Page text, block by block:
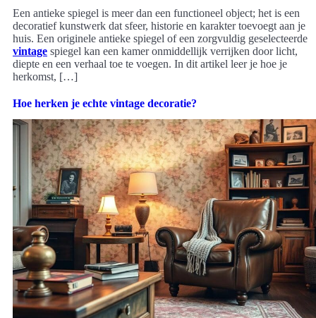
Een antieke spiegel is meer dan een functioneel object; het is een
decoratief kunstwerk dat sfeer, historie en karakter toevoegt aan je
huis. Een originele antieke spiegel of een zorgvuldig geselecteerde
vintage spiegel kan een kamer onmiddellijk verrijken door licht,
diepte en een verhaal toe te voegen. In dit artikel leer je hoe je
herkomst, […]
Hoe herken je echte vintage decoratie?